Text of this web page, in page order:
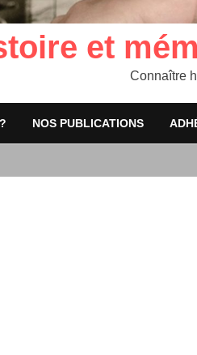
et
Connaître
NOS PUBLICATIONS